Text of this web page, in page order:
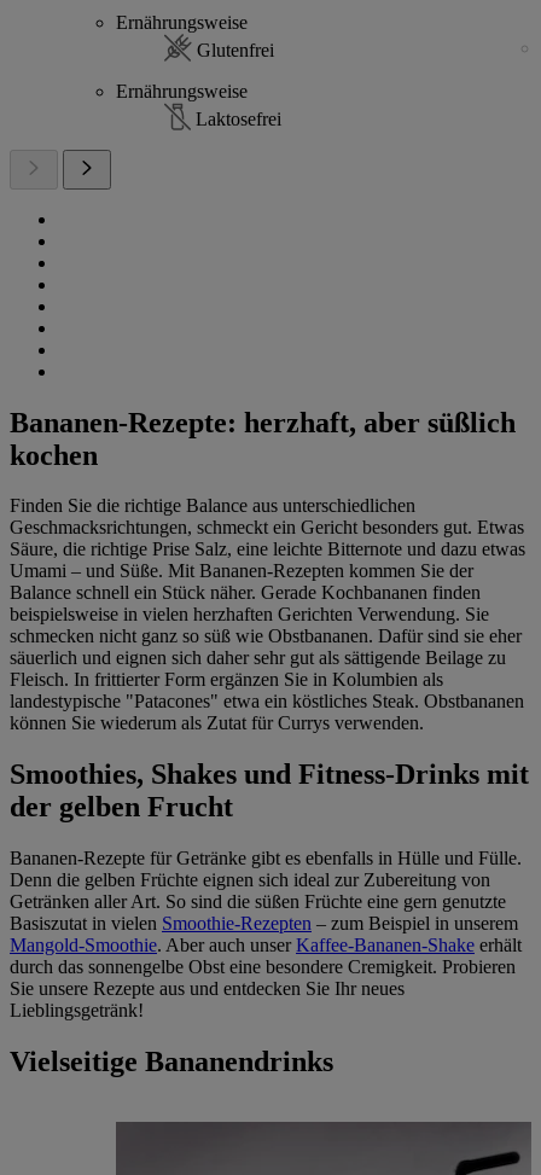
Ernährungsweise
Glutenfrei
Ernährungsweise
Laktosefrei
Bananen-Rezepte: herzhaft, aber süßlich
kochen
Finden Sie die richtige Balance aus unterschiedlichen
Geschmacksrichtungen, schmeckt ein Gericht besonders gut. Etwas
Säure, die richtige Prise Salz, eine leichte Bitternote und dazu etwas
Umami – und Süße. Mit Bananen-Rezepten kommen Sie der
Balance schnell ein Stück näher. Gerade Kochbananen finden
beispielsweise in vielen herzhaften Gerichten Verwendung. Sie
schmecken nicht ganz so süß wie Obstbananen. Dafür sind sie eher
säuerlich und eignen sich daher sehr gut als sättigende Beilage zu
Fleisch. In frittierter Form ergänzen Sie in Kolumbien als
landestypische "Patacones" etwa ein köstliches Steak. Obstbananen
können Sie wiederum als Zutat für Currys verwenden.
Smoothies, Shakes und Fitness-Drinks mit
der gelben Frucht
Bananen-Rezepte für Getränke gibt es ebenfalls in Hülle und Fülle.
Denn die gelben Früchte eignen sich ideal zur Zubereitung von
Getränken aller Art. So sind die süßen Früchte eine gern genutzte
Basiszutat in vielen Smoothie-Rezepten – zum Beispiel in unserem
Mangold-Smoothie. Aber auch unserKaffee-Bananen-Shake erhält
durch das sonnengelbe Obst eine besondere Cremigkeit. Probieren
Sie unsere Rezepte aus und entdecken Sie Ihr neues
Lieblingsgetränk!
Vielseitige Bananendrinks